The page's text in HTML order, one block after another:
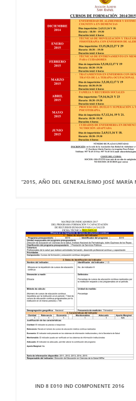
“2015, AÑO DEL GENERALÍSIMO JOSÉ MARÍA
IND 8 E010 IND COMPONENTE 2016